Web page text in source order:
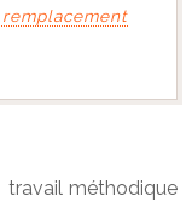
travail méthodique